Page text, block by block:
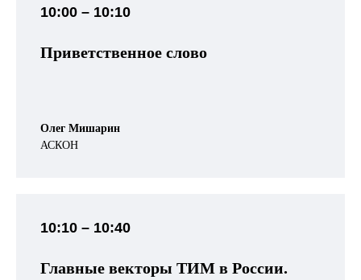
10:00 – 10:10
Приветственное слово
Олег Мишарин
АСКОН
10:10 – 10:40
Главные векторы ТИМ в России.